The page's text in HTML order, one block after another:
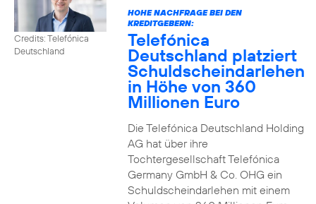
Credits: Telefónica
Deutschland
HOHE NACHFRAGE BEI DEN
KREDITGEBERN:
Telefónica
Deutschland platziert
Schuldscheindarlehen
in Höhe von 360
Millionen Euro
Die Telefónica Deutschland Holding
AG hat über ihre
Tochtergesellschaft Telefónica
Germany GmbH & Co. OHG ein
Schuldscheindarlehen mit einem